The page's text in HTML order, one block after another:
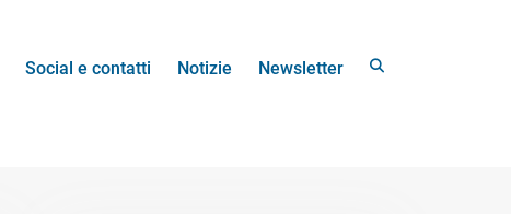
Social e contatti Notizie Newsletter